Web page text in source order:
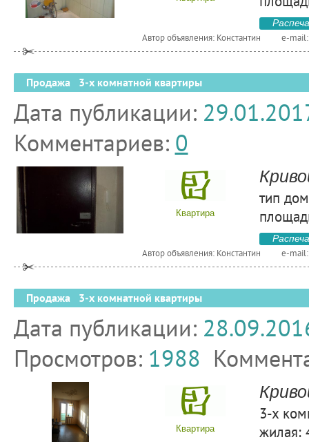
Автор объявления: Константин e-
Продажа 3-х комнатной квартиры
Дата публикации:
Комментариев: 0
Квартира
тип
Автор объявления: Константин e-
Продажа 3-х комнатной квартиры
Дата публикации:
Просмотров: 1988
Квартира
3-х
жилая: